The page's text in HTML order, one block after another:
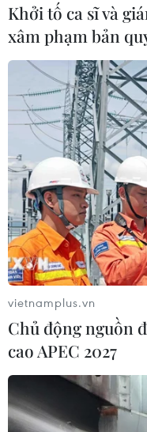
Khởi tố ca sĩ và
xâm phạm bản
vietnamplus.vn
Chủ động nguồn
cao APEC 2027